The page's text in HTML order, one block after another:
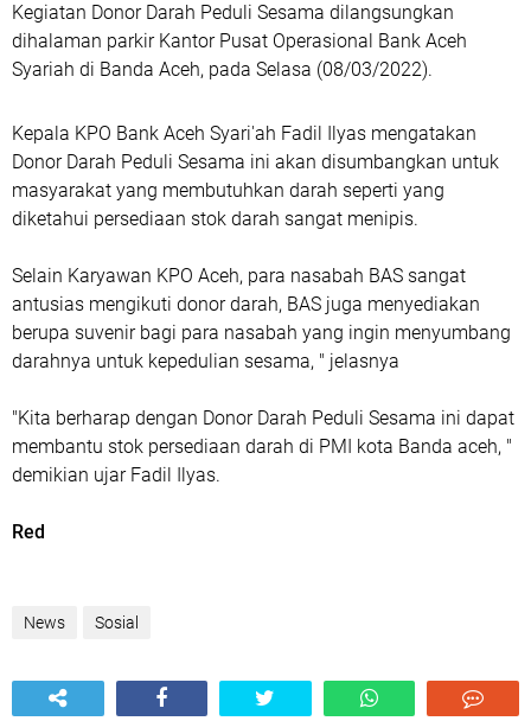
Kegiatan Donor Darah Peduli Sesama dilangsungkan
dihalaman parkir Kantor Pusat Operasional Bank Aceh
Syariah di Banda Aceh, pada Selasa (08/03/2022).
Kepala KPO Bank Aceh Syari'ah Fadil Ilyas mengatakan
Donor Darah Peduli Sesama ini akan disumbangkan untuk
masyarakat yang membutuhkan darah seperti yang
diketahui persediaan stok darah sangat menipis.
Selain Karyawan KPO Aceh, para nasabah BAS sangat
antusias mengikuti donor darah, BAS juga menyediakan
berupa suvenir bagi para nasabah yang ingin menyumbang
darahnya untuk kepedulian sesama, " jelasnya
"Kita berharap dengan Donor Darah Peduli Sesama ini dapat
membantu stok persediaan darah di PMI kota Banda aceh, "
demikian ujar Fadil Ilyas.
Red
News Sosial